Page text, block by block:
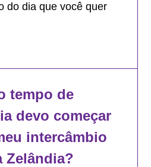
do dia que você quer
tempo de
devo começar
intercâmbio
Zelândia?